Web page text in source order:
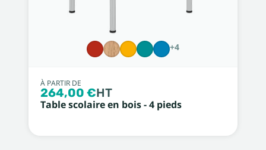
+4
À PARTIR DE
264,00 €HT
Table scolaire en bois - 4 pieds